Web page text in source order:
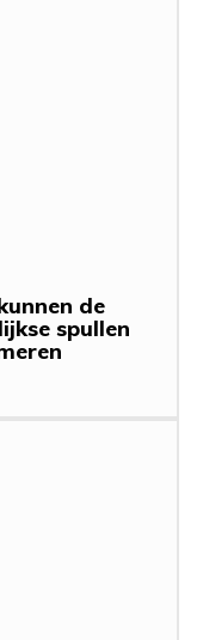
de
spullen